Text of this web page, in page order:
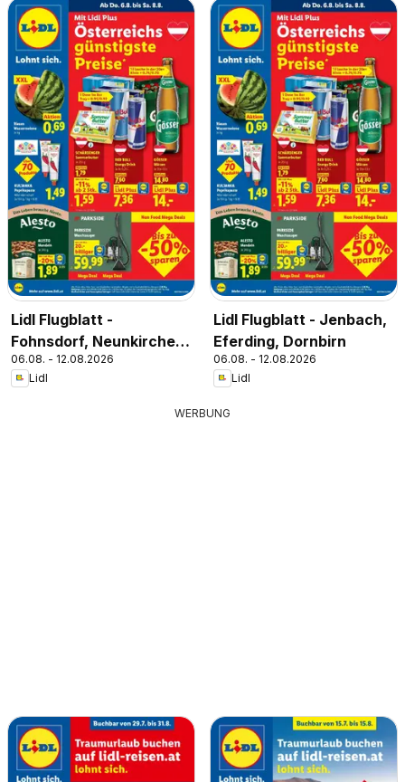
Lidl Flugblatt -
Fohnsdorf, Neunkirchen,
Graz
06.08. - 12.08.2026
Lidl
Lidl Flugblatt - Jenbach,
Eferding, Dornbirn
06.08. - 12.08.2026
Lidl
WERBUNG